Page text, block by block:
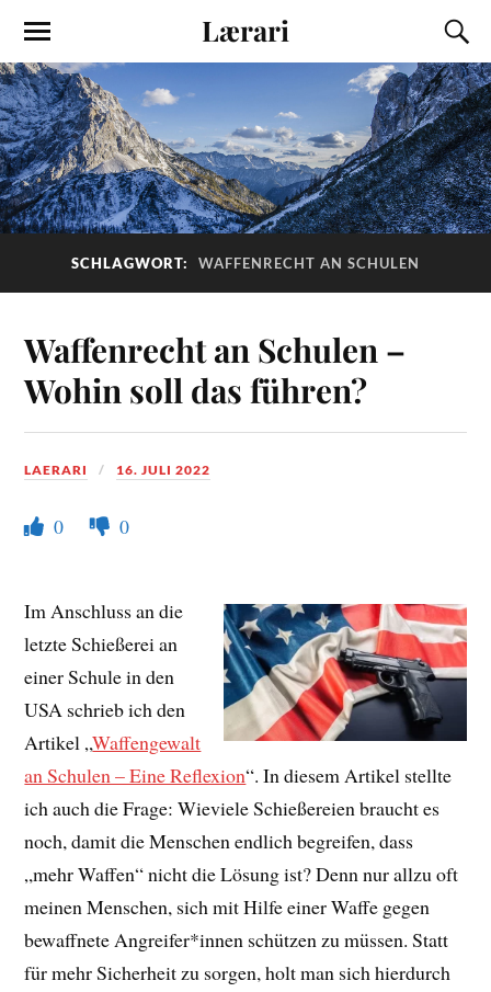
Lærari
SCHLAGWORT: WAFFENRECHT AN SCHULEN
Waffenrecht an Schulen –
Wohin soll das führen?
LAERARI 16. JULI 2022
0 0
Im Anschluss an die
letzte Schießerei an
einer Schule in den
USA schrieb ich den
Artikel „Waffengewalt
an Schulen – Eine Reflexion“. In diesem Artikel stellte
ich auch die Frage: Wieviele Schießereien braucht es
noch, damit die Menschen endlich begreifen, dass
„mehr Waffen“ nicht die Lösung ist? Denn nur allzu oft
meinen Menschen, sich mit Hilfe einer Waffe gegen
bewaffnete Angreifer*innen schützen zu müssen. Statt
für mehr Sicherheit zu sorgen, holt man sich hierdurch